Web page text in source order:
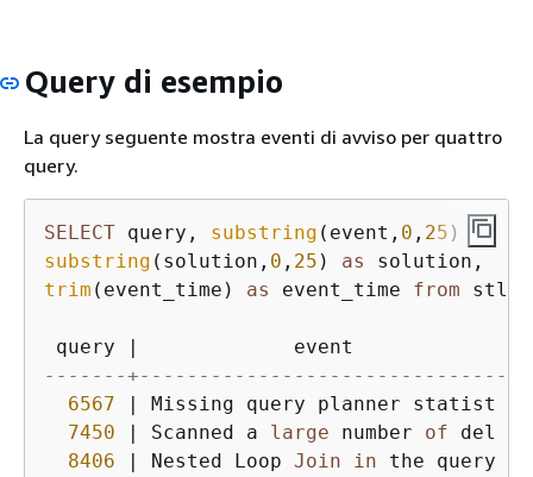
Query di esempio
La query seguente mostra eventi di avviso per quattro
query.
SELECT query, substring (event, 0 , 25 ) as
substring (solution, 0 , 25 ) as
trim (event_time) as event_time from
query |
             event
-------+-------------------------------
6567
| Missing query planner statist
7450
| Scanned a large number of del
8406
| Nested Loop Join in the query